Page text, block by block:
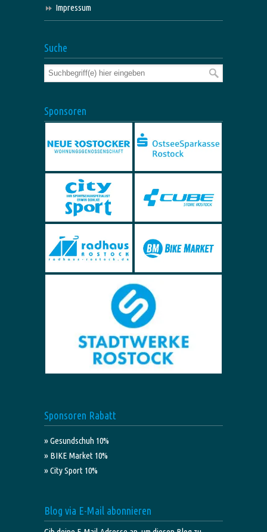
Impressum
Suche
Sponsoren
Sponsoren Rabatt
» Gesundschuh 10%
» BIKE Market 10%
» City Sport 10%
Blog via E-Mail abonnieren